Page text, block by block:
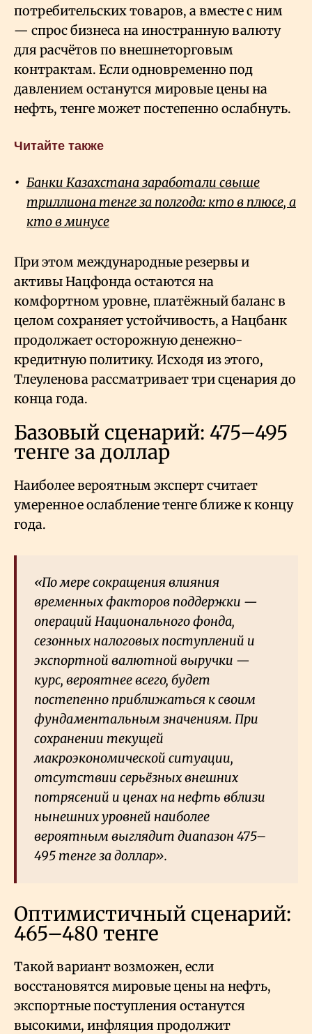
потребительских товаров, а вместе с ним
— спрос бизнеса на иностранную валюту
для расчётов по внешнеторговым
контрактам. Если одновременно под
давлением останутся мировые цены на
нефть, тенге может постепенно ослабнуть.
Читайте также
Банки Казахстана заработали свыше
триллиона тенге за полгода: кто в плюсе, а
кто в минусе
При этом международные резервы и
активы Нацфонда остаются на
комфортном уровне, платёжный баланс в
целом сохраняет устойчивость, а Нацбанк
продолжает осторожную денежно-
кредитную политику. Исходя из этого,
Тлеуленова рассматривает три сценария до
конца года.
Базовый сценарий: 475–495
тенге за доллар
Наиболее вероятным эксперт считает
умеренное ослабление тенге ближе к концу
года.
«По мере сокращения влияния
временных факторов поддержки —
операций Национального фонда,
сезонных налоговых поступлений и
экспортной валютной выручки —
курс, вероятнее всего, будет
постепенно приближаться к своим
фундаментальным значениям. При
сохранении текущей
макроэкономической ситуации,
отсутствии серьёзных внешних
потрясений и ценах на нефть вблизи
нынешних уровней наиболее
вероятным выглядит диапазон 475–
495 тенге за доллар».
Оптимистичный сценарий:
465–480 тенге
Такой вариант возможен, если
восстановятся мировые цены на нефть,
экспортные поступления останутся
высокими, инфляция продолжит